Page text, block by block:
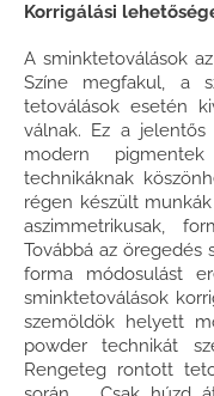
Korrigálási
A sminktetoválások
Színe megfakul, a
tetoválások esetén
válnak. Ez a jelentős
modern
technikáknak
régen készült
aszimmetrikusak,
Továbbá az öregedés
forma módosulást
sminktetoválások
szemöldök helyett
powder technikát
Rengeteg rontott